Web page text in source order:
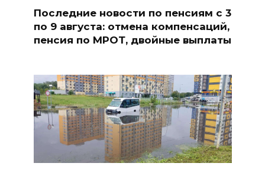
Последние новости по пенсиям с 3
по 9 августа: отмена компенсаций,
пенсия по МРОТ, двойные выплаты